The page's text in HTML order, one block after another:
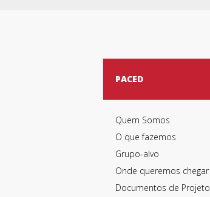
PACED
Quem Somos
O que fazemos
Grupo-alvo
Onde queremos chegar
Documentos de Projeto